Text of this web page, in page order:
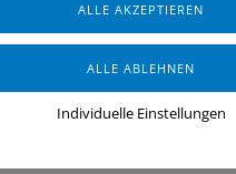
x 45 mm
Individuelle Einstellungen